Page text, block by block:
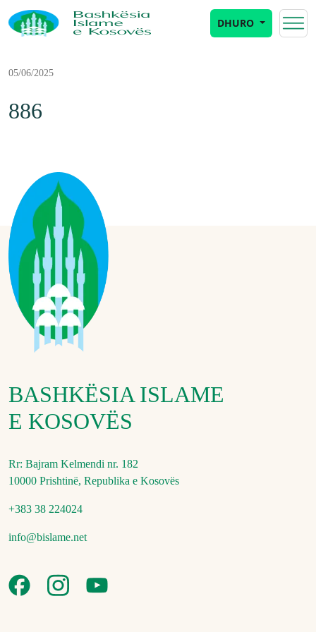
DHURO
05/06/2025
886
BASHKËSIA ISLAME
E KOSOVËS
Rr: Bajram Kelmendi nr. 182
10000 Prishtinë, Republika e Kosovës
+383 38 224024
info@bislame.net